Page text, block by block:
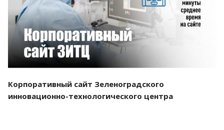
Корпоративный сайт Зеленоградского
инновационно-технологического центра